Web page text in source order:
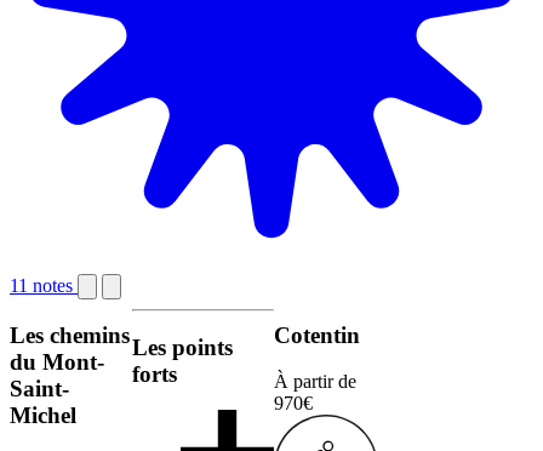
11 notes
Les chemins
du Mont-
Saint-
Michel
Les points
forts
Cotentin
À partir de
970€